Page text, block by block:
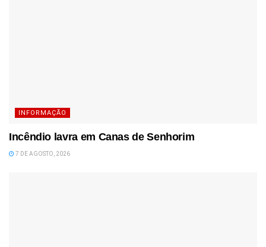
INFORMAÇÃO
Incêndio lavra em Canas de Senhorim
7 DE AGOSTO, 2026